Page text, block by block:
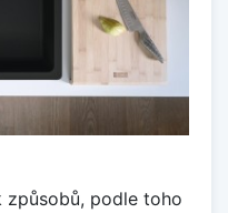
způsobů, podle toho